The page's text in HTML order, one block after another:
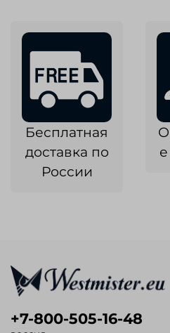
Бесплатная
доставка по
России
+7-800-505-16-48